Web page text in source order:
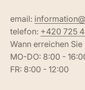
email:
telefon: +420 725
Wann erreichen Sie
MO-DO: 8:00 -
FR: 8:00 - 12:00